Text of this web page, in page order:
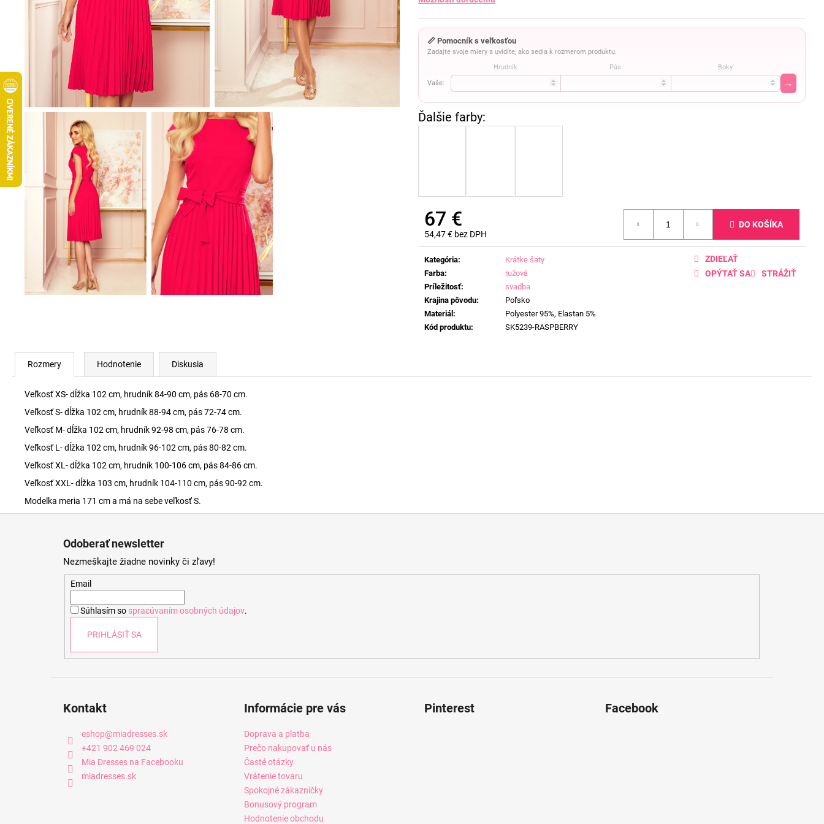
📏 Pomocník s veľkosťou
Zadajte svoje miery a uvidíte, ako sedia k rozmerom produktu.
Hrudník
Pás Boky
Vaše: →
67 €
54,47 € bez DPH
Jednotková
cena:
DO KOŠÍKA
Kategória:
Krátke šaty
Farba:
ružová
Príležitosť:
svadba
Krajina pôvodu:
Poľsko
Materiál:
Polyester 95%, Elastan 5%
Kód produktu: SK5239-RASPBERRY
OPÝTAŤ SA STRÁŽIŤ
ZDIEĽAŤ
Rozmery Hodnotenie Diskusia
Veľkosť XS- dĺžka 102 cm, hrudník 84-90 cm, pás 68-70 cm.
Veľkosť S- dĺžka 102 cm, hrudník 88-94 cm, pás 72-74 cm.
Veľkosť M- dĺžka 102 cm, hrudník 92-98 cm, pás 76-78 cm.
Veľkosť L- dĺžka 102 cm, hrudník 96-102 cm, pás 80-82 cm.
Veľkosť XL- dĺžka 102 cm, hrudník 100-106 cm, pás 84-86 cm.
Veľkosť XXL- dĺžka 103 cm, hrudník 104-110 cm, pás 90-92 cm.
Modelka meria 171 cm a má na sebe veľkosť S.
Odoberať newsletter
Nezmeškajte žiadne novinky či zľavy!
Email
Súhlasím so spracúvaním osobných údajov.
PRIHLÁSIŤ SA
Kontakt
eshop@miadresses.sk
+421 902 469 024
Mia Dresses na Facebooku
miadresses.sk
Informácie pre vás
Doprava a platba
Prečo nakupovať u nás
Časté otázky
Vrátenie tovaru
Spokojné zákazníčky
Bonusový program
Hodnotenie obchodu
Pinterest Facebook